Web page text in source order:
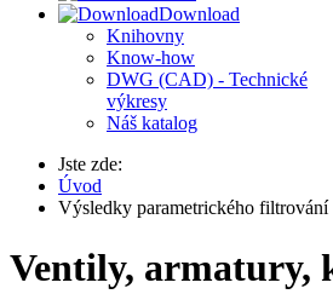
Download
Knihovny
Know-how
DWG (CAD) - Technické
výkresy
Náš katalog
Jste zde:
Úvod
Výsledky parametrického filtrování
Ventily, armatury,